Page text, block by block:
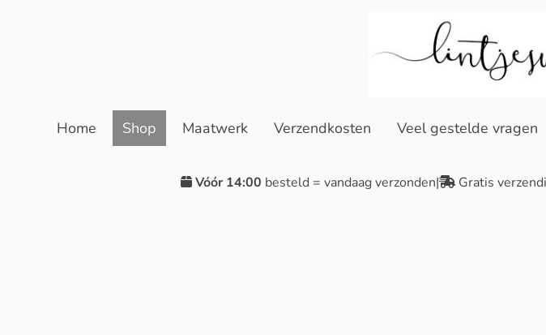
Home Shop Maatwerk Verzendkosten Veel gestelde vragen
Vóór 14:00 besteld = vandaag verzonden| Gratis